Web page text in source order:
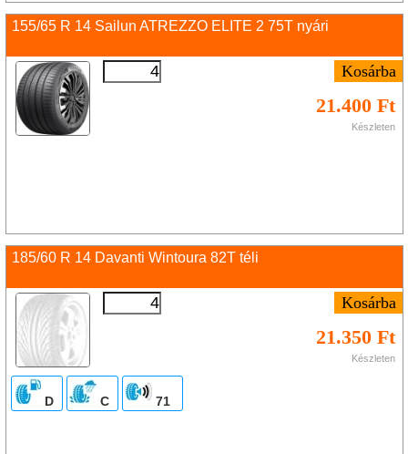
155/65 R 14 Sailun ATREZZO ELITE 2 75T nyári
21.400 Ft
Készleten
185/60 R 14 Davanti Wintoura 82T téli
21.350 Ft
Készleten
D C 71